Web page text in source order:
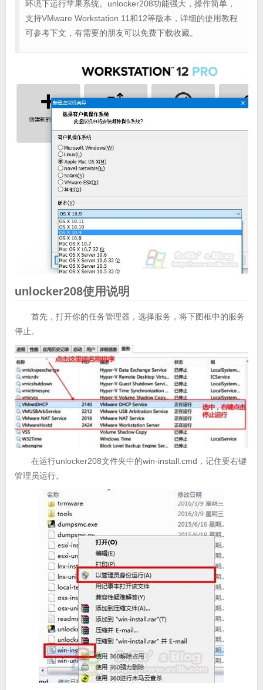
环境下运行苹果系统。unlocker208功能强大，操作简单，
支持VMware Workstation 11和12等版本，详细的使用教程
可参考下文，有需要的朋友可以免费下载收藏。
unlocker208使用说明
首先，打开你的任务管理器，选择服务，将下图框中的服务
停止。
在运行unlocker208文件夹中的win-install.cmd，记住要右键
管理员运行。